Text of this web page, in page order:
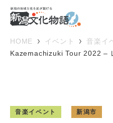
HOME イベント 音楽イ
Kazemachizuki Tour 2022 –
音楽イベント 新潟市